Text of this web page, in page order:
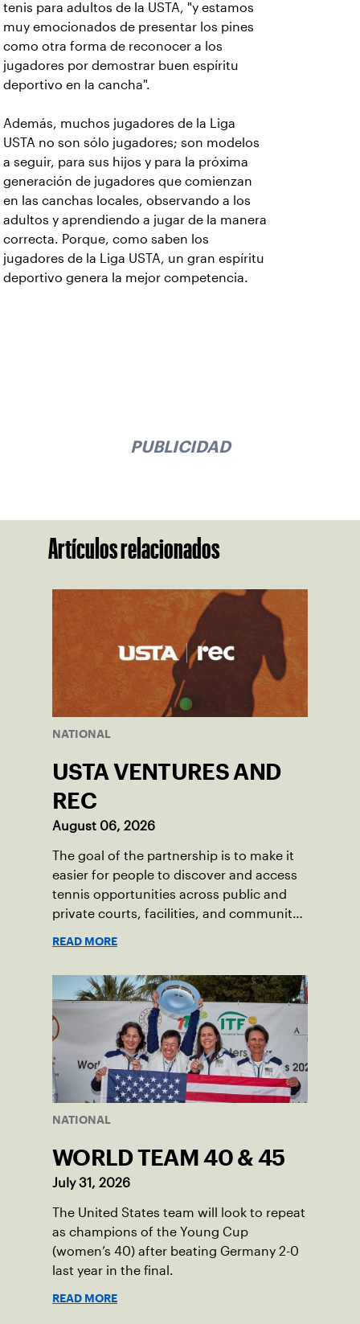
tenis para adultos de la USTA, "y estamos
muy emocionados de presentar los pines
como otra forma de reconocer a los
jugadores por demostrar buen espíritu
deportivo en la cancha".
Además, muchos jugadores de la Liga
USTA no son sólo jugadores; son modelos
a seguir, para sus hijos y para la próxima
generación de jugadores que comienzan
en las canchas locales, observando a los
adultos y aprendiendo a jugar de la manera
correcta. Porque, como saben los
jugadores de la Liga USTA, un gran espíritu
deportivo genera la mejor competencia.
PUBLICIDAD
Artículos relacionados
NATIONAL
USTA VENTURES AND
REC
August 06, 2026
The goal of the partnership is to make it
easier for people to discover and access
tennis opportunities across public and
private courts, facilities, and community
READ MORE
NATIONAL
WORLD TEAM 40 & 45
July 31, 2026
The United States team will look to repeat
as champions of the Young Cup
(women’s 40) after beating Germany 2-0
last year in the final.
READ MORE